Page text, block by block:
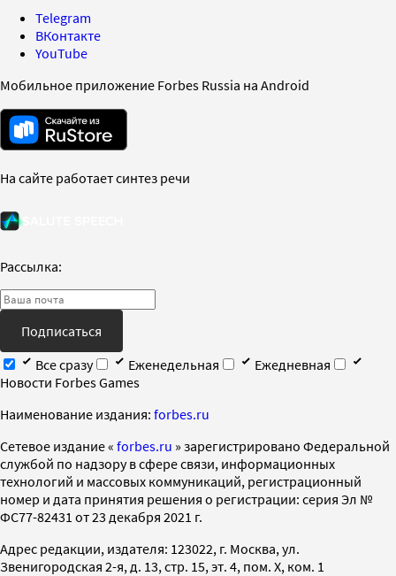
Telegram
ВКонтакте
YouTube
Мобильное приложение Forbes Russia на Android
На сайте работает синтез речи
Рассылка:
Подписаться
Все сразу
Еженедельная
Ежедневная
Новости Forbes Games
Наименование издания: forbes.ru
Cетевое издание « forbes.ru » зарегистрировано Федеральной
службой по надзору в сфере связи, информационных
технологий и массовых коммуникаций, регистрационный
номер и дата принятия решения о регистрации: серия Эл №
ФС77-82431 от 23 декабря 2021 г.
Адрес редакции, издателя: 123022, г. Москва, ул.
Звенигородская 2-я, д. 13, стр. 15, эт. 4, пом. X, ком. 1